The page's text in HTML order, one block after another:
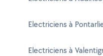
Electriciens à
Electriciens à